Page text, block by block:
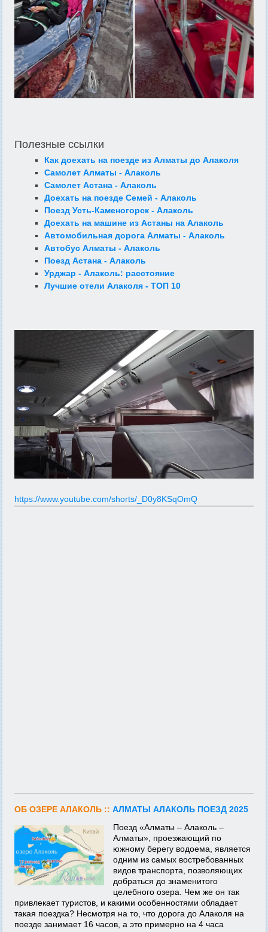
Полезные ссылки
Как доехать на поезде из Алматы до Алаколя
Самолет Алматы - Алаколь
Самолет Астана - Алаколь
Доехать на поезде Семей - Алаколь
Поезд Усть-Каменогорск - Алаколь
Доехать на машине из Астаны на Алаколь
Автомобильная дорога Алматы - Алаколь
Автобус Алматы - Алаколь
Поезд Астана - Алаколь
Урджар - Алаколь: расстояние
Лучшие отели Алаколя - ТОП 10
https://www.youtube.com/shorts/_D0y8KSqOmQ
ОБ ОЗЕРЕ АЛАКОЛЬ :: АЛМАТЫ АЛАКОЛЬ ПОЕЗД 2025
Поезд «Алматы – Алаколь –
Алматы», проезжающий по
южному берегу водоема, является
одним из самых востребованных
видов транспорта, позволяющих
добраться до знаменитого
целебного озера. Чем же он так
привлекает туристов, и какими особенностями обладает
такая поездка? Несмотря на то, что дорога до Алаколя на
поезде занимает 16 часов, а это примерно на 4 часа